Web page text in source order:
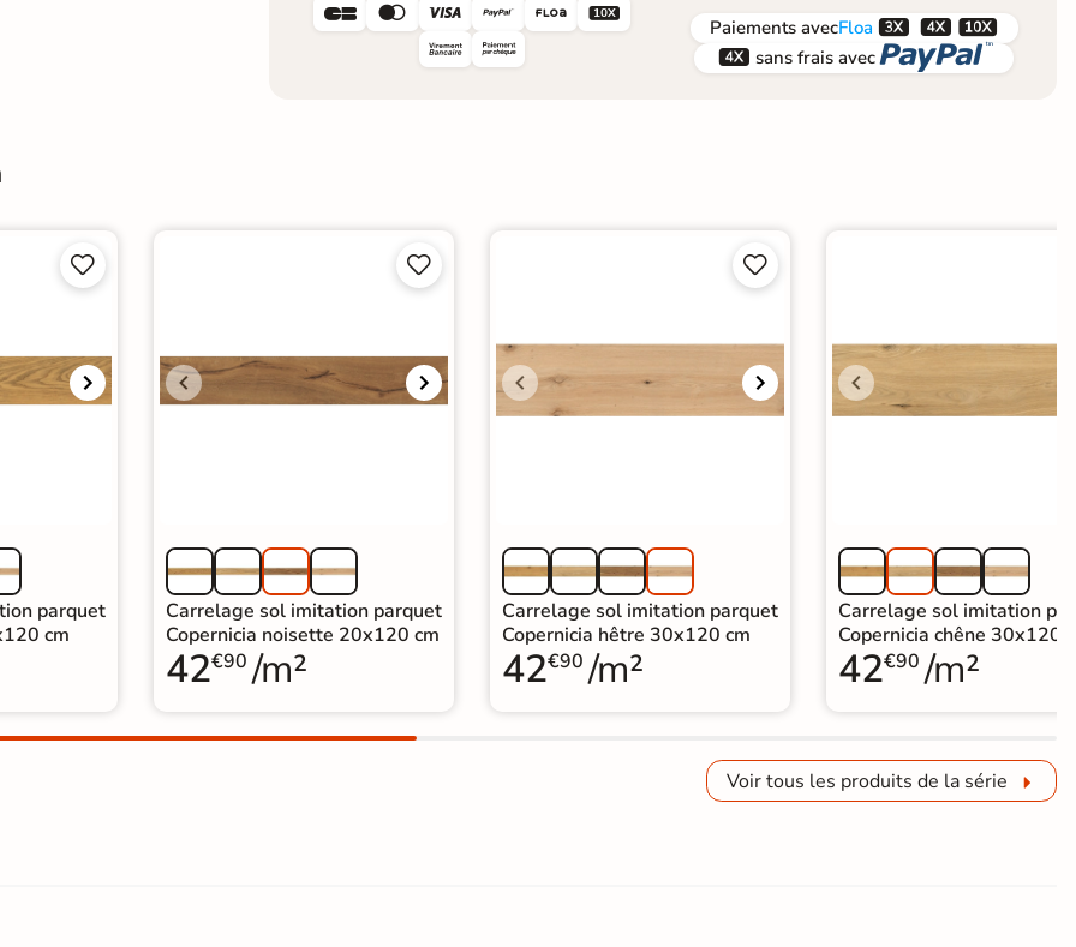
      PaiementsavecFloa  
 sans frais avec 


parquet
cm


Carrelage sol imitation parquet
Copernicia noisette 20x120 cm
42€90 /m²


Carrelage sol imitation parquet
Copernicia hêtre 30x120 cm
42€90 /m²
Carrelage sol imitation
Copernicia chêne 30x120
42€90 /m²
Voir tous les produits de la série